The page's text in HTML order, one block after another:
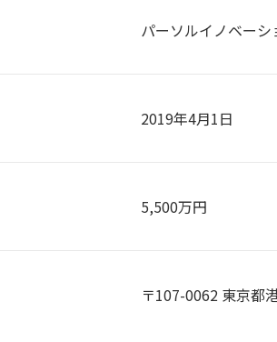
パーソルイノベーシ
2019年4月1日
5,500万円
〒107-0062 東京都